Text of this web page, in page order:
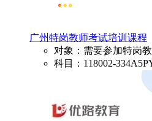
广州特岗教师考试培训课程
对象：需要参加特岗
科目：118002-